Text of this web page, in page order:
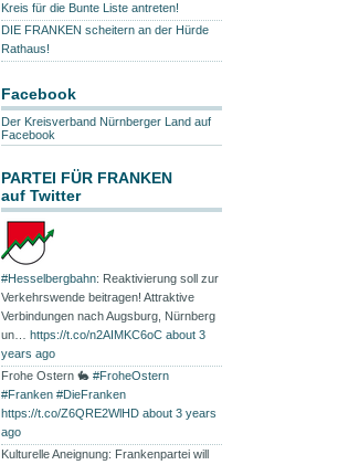
Kreis für die Bunte Liste antreten!
DIE FRANKEN scheitern an der Hürde
Rathaus!
Facebook
Der Kreisverband Nürnberger Land auf
Facebook
PARTEI FÜR FRANKEN
auf Twitter
#Hesselbergbahn: Reaktivierung soll zur
Verkehrswende beitragen! Attraktive
Verbindungen nach Augsburg, Nürnberg
un… https://t.co/n2AIMKC6oC about 3
years ago
Frohe Ostern 🐇 #FroheOstern
#Franken #DieFranken
https://t.co/Z6QRE2WlHD about 3 years
ago
Kulturelle Aneignung: Frankenpartei will